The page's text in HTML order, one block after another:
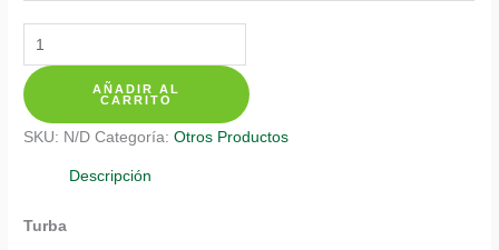
Sustratos
Para
Romero
cantidad
AÑADIR AL
CARRITO
SKU: N/D Categoría:Otros Productos
Descripción
Turba